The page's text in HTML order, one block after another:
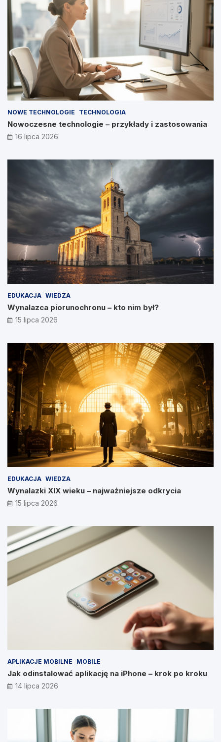
NOWE TECHNOLOGIE TECHNOLOGIA
Nowoczesne technologie – przykłady i zastosowania
16 lipca 2026
EDUKACJA WIEDZA
Wynalazca piorunochronu – kto nim był?
15 lipca 2026
EDUKACJA WIEDZA
Wynalazki XIX wieku – najważniejsze odkrycia
15 lipca 2026
APLIKACJE MOBILNE MOBILE
Jak odinstalować aplikację na iPhone – krok po kroku
14 lipca 2026